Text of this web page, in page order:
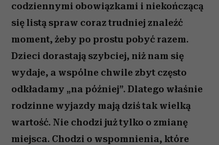
codziennymi obowiązkami i niekończącą
się listą spraw coraz trudniej znaleźć
moment, żeby po prostu pobyć razem.
Dzieci dorastają szybciej, niż nam się
wydaje, a wspólne chwile zbyt często
odkładamy „na później”. Dlatego właśnie
rodzinne wyjazdy mają dziś tak wielką
wartość. Nie chodzi już tylko o zmianę
miejsca. Chodzi o wspomnienia, które